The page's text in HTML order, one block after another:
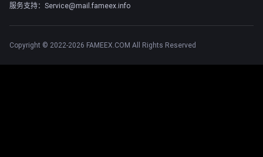
服务支持：Service@mail.fameex.info
Copyright © 2022-2026 FAMEEX.COM All Rights Reserved